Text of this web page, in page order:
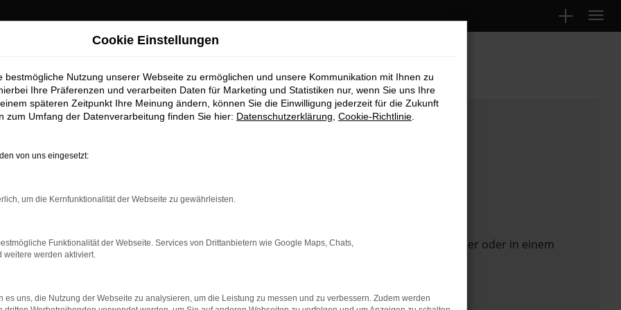
das Laden bestimmter Seiten verhindern. Funktioniert die Seite in einem anderen Browser oder in einem
zu beheben.
Cookie Einstellungen
bestmögliche Nutzung unserer Webseite zu ermöglichen und unsere Kommunikation mit Ihnen zu
Ihre Präferenzen und verarbeiten Daten für Marketing und Statistiken nur, wenn Sie uns Ihre
späteren Zeitpunkt Ihre Meinung ändern, können Sie die Einwilligung jederzeit für die Zukunft
zum Umfang der Datenverarbeitung finden Sie hier: Datenschutzerklärung Cookie-Richtlinie
von uns eingesetzt:
um die Kernfunktionalität der Webseite zu gewährleisten.
Funktionalität der Webseite. Services von Drittanbietern wie Google Maps, Chats,
weitere werden aktiviert.
es uns, die Nutzung der Webseite zu analysieren, um die Leistung zu messen und zu verbessern. Zudem werden